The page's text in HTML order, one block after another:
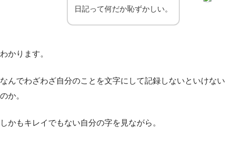
日記って何だか恥ずかしい。
わかります。
なんでわざわざ自分のことを文字にして記録しないといけない
のか。
しかもキレイでもない自分の字を見ながら。